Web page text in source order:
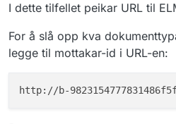
},
"value"
"scheme"
I dette tilfellet peikar URL til
For å slå opp kva
legge til mottakar-id i URL-en: